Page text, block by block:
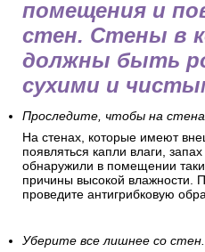
помещения и
стен. Стены в
должны быть
сухими и
Проследите, чтобы на
На стенах, которые имеют
появляться капли влаги,
обнаружили в помещении
причины высокой влажности.
проведите антигрибковую
Уберите все лишнее со стен.